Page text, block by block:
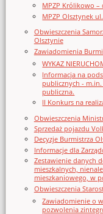
MPZP Królikowo –
MPZP Olsztynek
Obwieszczenia
Olsztynie
Zawiadomienia
WYKAZ
Informacja na
publicznych -
publiczna.
II Konkurs na
Obwieszczenia
Sprzedaż pojazdu
Decyzje Burmistrza
Informacje dla
Zestawienie danych
mieszkalnych,
mieszkaniowego, w
Obwieszczenia
Zawiadomienie o
pozwolenia